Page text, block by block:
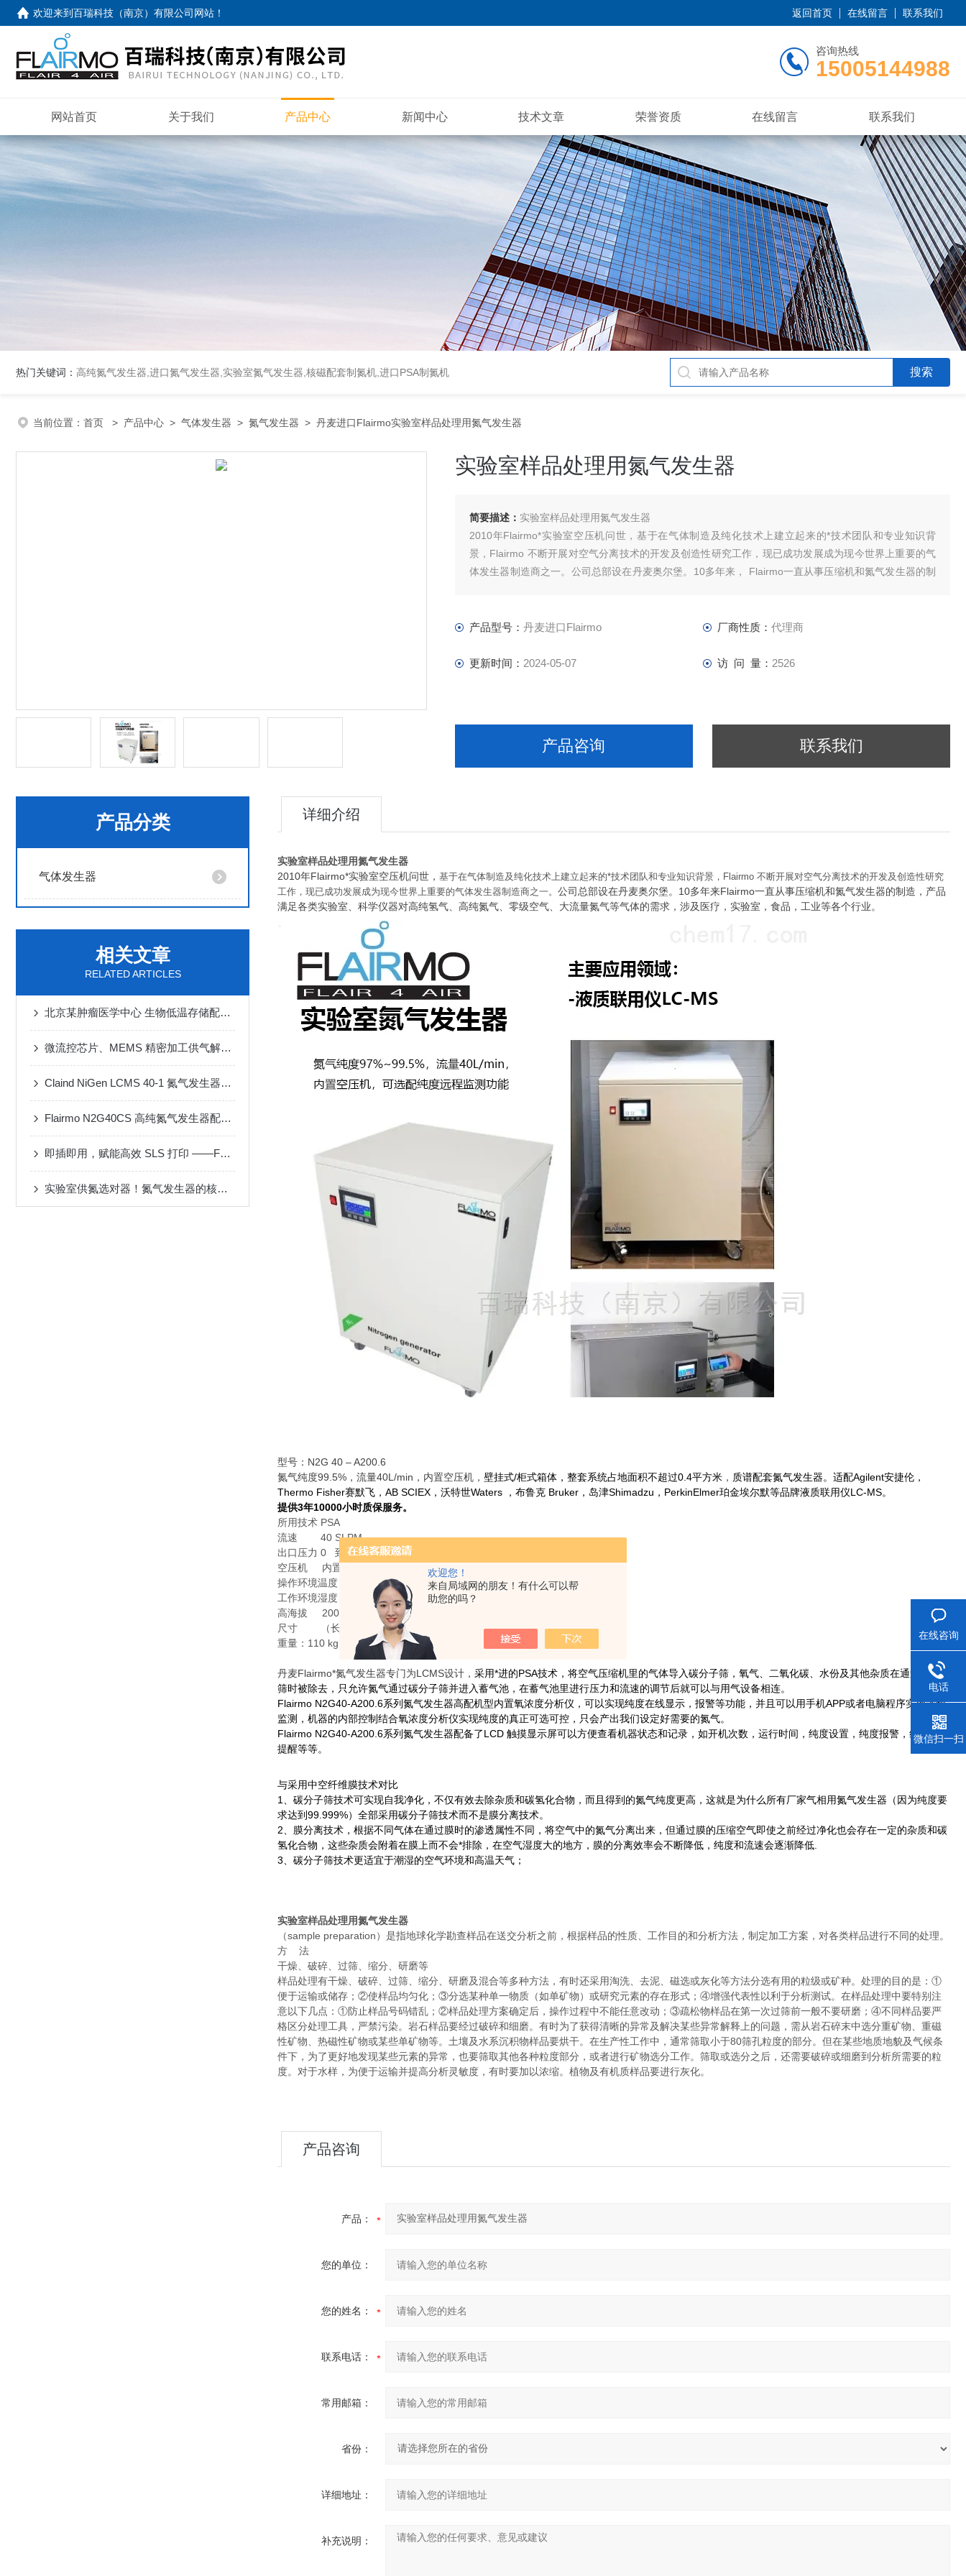
欢迎您！
来自局域网的朋友！有什么可以帮
助您的吗？
欢迎来到百瑞科技（南京）有限公司网站 ！ 返回首页 在线留言 联系我们
咨询热线
15005144988
网站首页 关于我们 产品中心 新闻中心 技术文章 荣誉资质 在线留言 联系我们
热门关键词： 高纯氮气发生器,进口氮气发生器,实验室氮气发生器,核磁配套制氮机,进口PSA制氮机
当前位置： 首页 > 产品中心 > 气体发生器 > 氮气发生器 > 丹麦进口Flairmo实验室样品处理用氮气发生器
实验室样品处理用氮气发生器
简要描述： 实验室样品处理用氮气发生器
2010年Flairmo*实验室空压机问世，基于在气体制造及纯化技术上建立起来的*技术团队和专业知识背
景，Flairmo 不断开展对空气分离技术的开发及创造性研究工作，现已成功发展成为现今世界上重要的气
体发生器制造商之一。公司总部设在丹麦奥尔堡。10多年来， Flairmo一直从事压缩机和氮气发生器的制
产品型号： 丹麦进口Flairmo 厂商性质： 代理商
更新时间： 2024-05-07 访 问 量： 2526
产品咨询 联系我们
产品分类
气体发生器
相关文章
RELATED ARTICLES
北京某肿瘤医学中心 生物低温存储配套一体式氮气发生器
微流控芯片、MEMS 精密加工供气解决方案
Claind NiGen LCMS 40-1 氮气发生器维修案例
Flairmo N2G40CS 高纯氮气发生器配套 MF-3D 动态配气装置应用案例
即插即用，赋能高效 SLS 打印 ——FLAIRMO 氮气发生器应用成功案例
实验室供氮选对器！氮气发生器的核心性能与选型攻略
详细介绍
实验室样品处理用氮气发生器
2010年Flairmo*实验室空压机问世， 基于在气体制造及纯化技术上建立起来的*技术团队和专业知识背景，Flairmo 不断开展对空气分离技术的开发及创造性研究
工作，现已成功发展成为现今世界上重要的气体发生器制造商之一。 公司总部设在丹麦奥尔堡。10多年来Flairmo一直从事压缩机和氮气发生器的制造，产品
满足各类实验室、科学仪器对高纯氢气、高纯氮气、零级空气、大流量氮气等气体的需求，涉及医疗，实验室，食品，工业等各个行业。
型号：N2G 40 – A200.6
氮气纯度99.5%，流量40L/min，内置空压机， 壁挂式/柜式箱体，整套系统占地面积不超过0.4平方米 ， 质谱配套氮气发生器。适配Agilent安捷伦，
Thermo Fisher赛默飞，AB SCIEX，沃特世Waters ，布鲁克 Bruker，岛津Shimadzu，PerkinElmer珀金埃尔默等品牌液质联用仪LC-MS。
提供3年10000小时质保服务。
所用技术 PSA
流速 40 SLPM
出口压力 0 到 7 barg / 0 到 100 psig
空压机 内置
操作环境温度 5°C 到40°C
工作环境湿度 相对湿度≤ 70% , 不冷凝
高海拔 2000 米
尺寸 （长x宽x高 ）： 615 x 630 x 860 mm
重量：110 kg
丹麦Flairmo*氮气发生器专门为LCMS设计， 采用*进的PSA技术，将空气压缩机里的气体导入碳分子筛，氧气、二氧化碳、水份及其他杂质在通过碳分子
筛时被除去，只允许氮气通过碳分子筛并进入蓄气池，在蓄气池里进行压力和流速的调节后就可以与用气设备相连。
Flairmo N2G40-A200.6系列氮气发生器高配机型内置氧浓度分析仪，可以实现纯度在线显示，报警等功能，并且可以用手机APP或者电脑程序实施远程
监测，机器的内部控制结合氧浓度分析仪实现纯度的真正可选可控，只会产出我们设定好需要的氮气。
Flairmo N2G40-A200.6系列氮气发生器配备了LCD 触摸显示屏可以方便查看机器状态和记录，如开机次数，运行时间，纯度设置，纯度报警，维修服务
提醒等等。
与采用中空纤维膜技术对比
1、碳分子筛技术可实现自我净化，不仅有效去除杂质和碳氢化合物，而且得到的氮气纯度更高，这就是为什么所有厂家气相用氮气发生器（因为纯度要
求达到99.999%）全部采用碳分子筛技术而不是膜分离技术。
2、膜分离技术，根据不同气体在通过膜时的渗透属性不同，将空气中的氮气分离出来，但通过膜的压缩空气即使之前经过净化也会存在一定的杂质和碳
氢化合物，这些杂质会附着在膜上而不会*排除，在空气湿度大的地方，膜的分离效率会不断降低，纯度和流速会逐渐降低.
3、碳分子筛技术更适宜于潮湿的空气环境和高温天气；
实验室样品处理用氮气发生器
（sample preparation）是指地球化学勘查样品在送交分析之前，根据样品的性质、工作目的和分析方法，制定加工方案，对各类样品进行不同的处理。
方 法
干燥、破碎、过筛、缩分、研磨等
样品处理有干燥、破碎、过筛、缩分、研磨及混合等多种方法，有时还采用淘洗、去泥、磁选或灰化等方法分选有用的粒级或矿种。处理的目的是：①
便于运输或储存；②使样品均匀化；③分选某种单一物质（如单矿物）或研究元素的存在形式；④增强代表性以利于分析测试。在样品处理中要特别注
意以下几点：①防止样品号码错乱；②样品处理方案确定后，操作过程中不能任意改动；③疏松物样品在第一次过筛前一般不要研磨；④不同样品要严
格区分处理工具，严禁污染。岩石样品要经过破碎和细磨。有时为了获得清晰的异常及解决某些异常解释上的问题，需从岩石碎末中选分重矿物、重磁
性矿物、热磁性矿物或某些单矿物等。土壤及水系沉积物样品要烘干。在生产性工作中，通常筛取小于80筛孔粒度的部分。但在某些地质地貌及气候条
件下，为了更好地发现某些元素的异常，也要筛取其他各种粒度部分，或者进行矿物选分工作。筛取或选分之后，还需要破碎或细磨到分析所需要的粒
度。对于水样，为便于运输并提高分析灵敏度，有时要加以浓缩。植物及有机质样品要进行灰化。
产品咨询
产品：
您的单位：
您的姓名：
联系电话：
常用邮箱：
省份：
详细地址：
补充说明：
在线咨询
电话
微信扫一扫